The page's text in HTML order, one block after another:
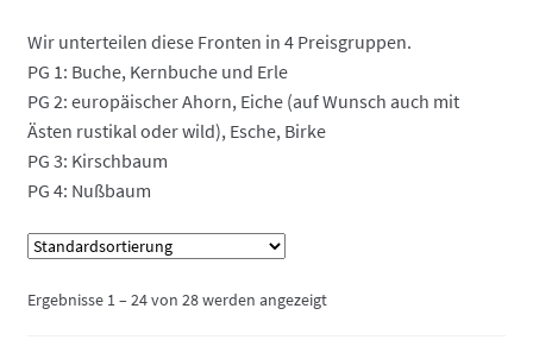
Warenkorb
Widerruf
Zahlungsarten
Wir unterteilen diese Fronten in 4 Preisgruppen.
PG 1: Buche, Kernbuche und Erle
PG 2: europäischer Ahorn, Eiche (auf Wunsch auch mit
Ästen rustikal oder wild), Esche, Birke
PG 3: Kirschbaum
PG 4: Nußbaum
Ergebnisse 1 – 24 von 28 werden angezeigt